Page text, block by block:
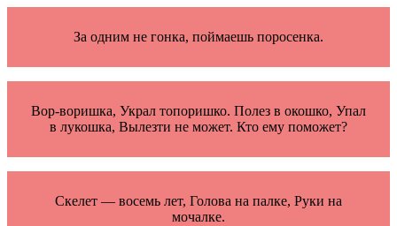
За одним не гонка, поймаешь поросенка.
Вор-воришка, Украл топоришко. Полез в окошко, Упал
в лукошка, Вылезти не может. Кто ему поможет?
Скелет — восемь лет, Голова на палке, Руки на
мочалке.